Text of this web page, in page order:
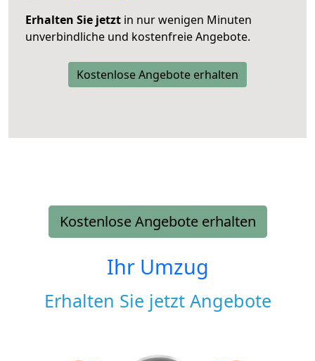
Erhalten Sie jetzt in nur wenigen Minuten
unverbindliche und kostenfreie Angebote.
Kostenlose Angebote erhalten
Kostenlose Angebote erhalten
Ihr Umzug
Erhalten Sie jetzt Angebote